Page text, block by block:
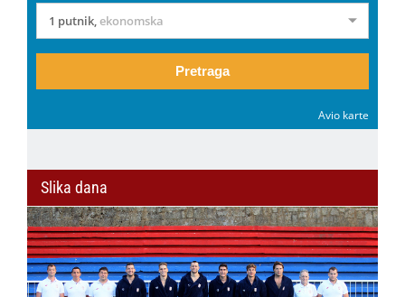
1 putnik,ekonomska
Pretraga
Avio karte
Slika dana